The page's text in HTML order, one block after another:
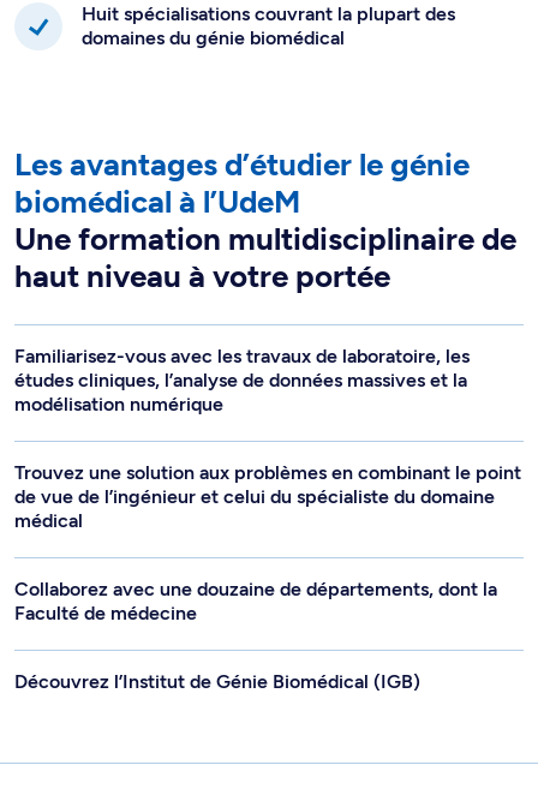
Huit spécialisations couvrant la plupart des
domaines du génie biomédical
Les avantages d’étudier le génie
biomédical à l’UdeM
Une formation multidisciplinaire de
haut niveau à votre portée
Familiarisez-vous avec les travaux de laboratoire, les
études cliniques, l’analyse de données massives et la
modélisation numérique
Trouvez une solution aux problèmes en combinant le point
de vue de l’ingénieur et celui du spécialiste du domaine
médical
Collaborez avec une douzaine de départements, dont la
Faculté de médecine
Découvrez l’Institut de Génie Biomédical (IGB)